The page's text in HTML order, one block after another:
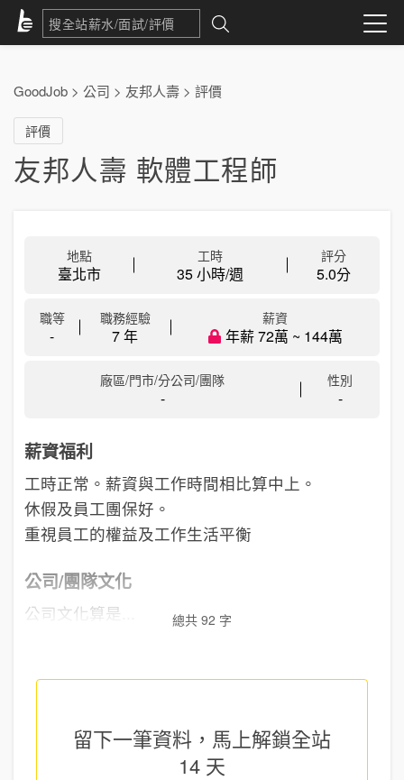
GoodJob > 公司 > 友邦人壽 > 評價
評價
友邦人壽 軟體工程師
地點
臺北市
工時
35 小時/週
評分
5.0分
職等
-
職務經驗
7 年
薪資
年薪 72萬 ~ 144萬
廠區/門市/分公司/團隊
-
性別
-
薪資福利
工時正常。薪資與工作時間相比算中上。
休假及員工團保好。
重視員工的權益及工作生活平衡
公司/團隊文化
公司文化算是... 總共 92 字
留下一筆資料，馬上解鎖全站
14 天